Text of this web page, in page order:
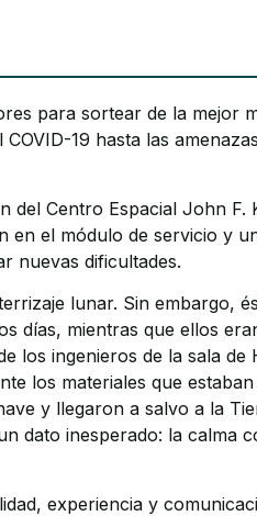
para sortear de la mejor
19 hasta las
del Centro Espacial John F.
en el módulo de servicio y
nuevas dificultades.
lunar. Sin embargo,
días, mientras que ellos
los ingenieros de la sala
los materiales que
y llegaron a salvo a la
dato inesperado: la calma
experiencia y